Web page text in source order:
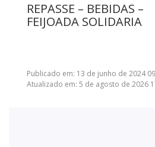
REPASSE – BEBIDAS –
FEIJOADA SOLIDARIA
Publicado em: 13 de junho de 2024
Atualizado em: 5 de agosto de 2026